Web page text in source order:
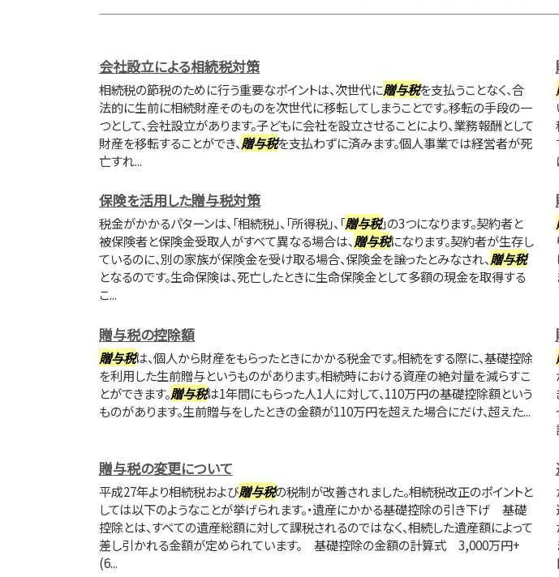
会社設立による相続税対策
相続税の節税のために行う重要なポイントは、次世代に贈与税を支払うことなく、合
法的に生前に相続財産そのものを次世代に移転してしまうことです。移転の手段の一
つとして、会社設立があります。子どもに会社を設立させることにより、業務報酬として
財産を移転することができ、贈与税を支払わずに済みます。個人事業では経営者が死
亡すれ...
保険を活用した贈与税対策
税金がかかるパターンは、「相続税」、「所得税」、「贈与税」の3つになります。契約者と
被保険者と保険金受取人がすべて異なる場合は、贈与税になります。契約者が生存し
ているのに、別の家族が保険金を受け取る場合、保険金を譲ったとみなされ、贈与税
となるのです。生命保険は、死亡したときに生命保険金として多額の現金を取得する
こ...
贈与税の控除額
贈与税は、個人から財産をもらったときにかかる税金です。相続をする際に、基礎控除
を利用した生前贈与というものがあります。相続時における資産の絶対量を減らすこ
とができます。贈与税は1年間にもらった人1人に対して、110万円の基礎控除額という
ものがあります。生前贈与をしたときの金額が110万円を超えた場合にだけ、超えた...
贈与税の変更について
平成27年より相続税および贈与税の税制が改善されました。相続税改正のポイントと
しては以下のようなことが挙げられます。・遺産にかかる基礎控除の引き下げ 基礎
控除とは、すべての遺産総額に対して課税されるのではなく、相続した遺産額によって
差し引かれる金額が定められています。 基礎控除の金額の計算式 3,000万円+
(6...